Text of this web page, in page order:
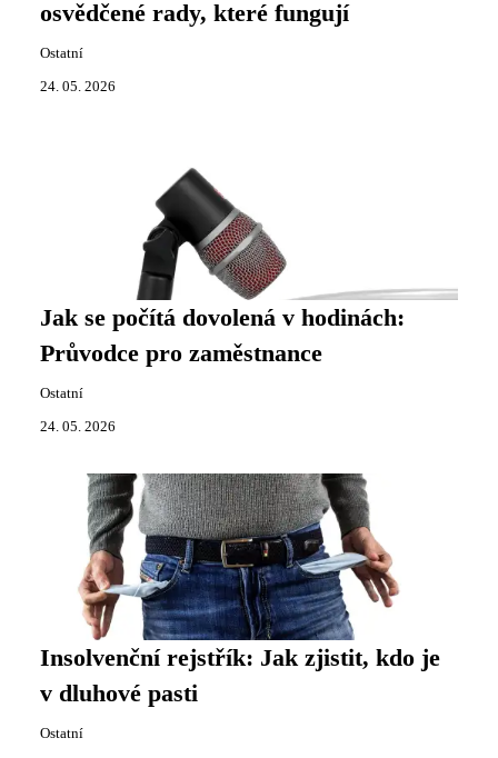
osvědčené rady, které fungují
Ostatní
24. 05. 2026
Jak se počítá dovolená v hodinách:
Průvodce pro zaměstnance
Ostatní
24. 05. 2026
Insolvenční rejstřík: Jak zjistit, kdo je
v dluhové pasti
Ostatní